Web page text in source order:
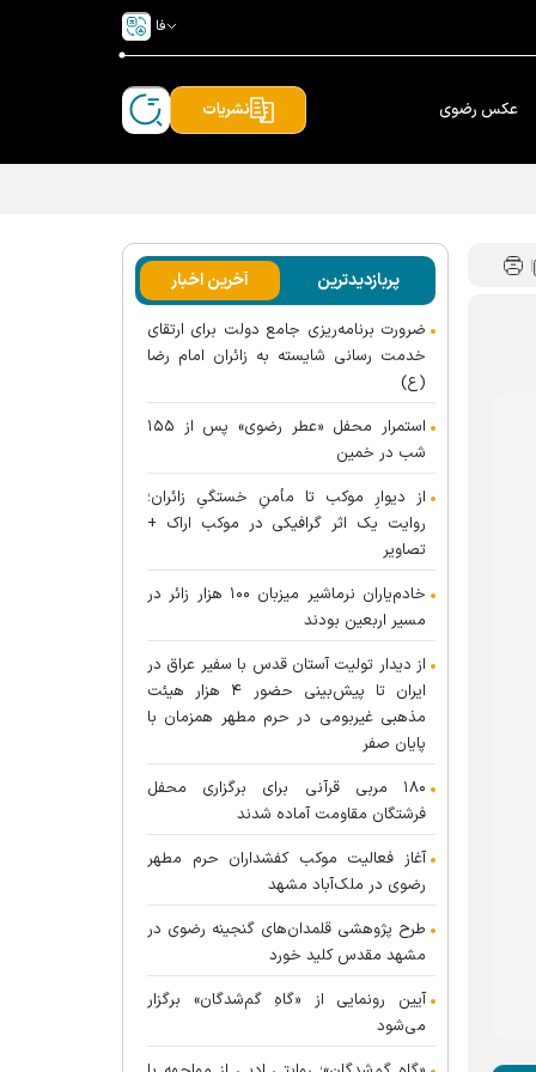
فا
عکس رضوی نشریات
پربازدیدترین آخرین اخبار
ضرورت برنامه‌ریزی جامع دولت برای ارتقای
خدمت رسانی شایسته به زائران امام رضا
(ع)
استمرار محفل «عطر رضوی» پس از ۱۵۵
شب در خمین
از دیوارِ موکب تا مأمنِ خستگیِ زائران؛
روایت یک اثر گرافیکی در موکب اراک +
تصاویر
خادم‌یاران نرماشیر میزبان ۱۰۰ هزار زائر در
مسیر اربعین بودند
از دیدار تولیت آستان قدس با سفیر عراق در
ایران تا پیش‌بینی حضور ۴ هزار هیئت
مذهبی غیربومی در حرم مطهر همزمان با
پایان صفر
۱۸۰ مربی قرآنی برای برگزاری محفل
فرشتگان مقاومت آماده شدند
آغاز فعالیت موکب کفشداران حرم مطهر
رضوی در ملک‌آباد مشهد
طرح پژوهشی قلمدان‌های گنجینه رضوی در
مشهد مقدس کلید خورد
آیین رونمایی از «گاهِ گم‌شدگان» برگزار
می‌شود